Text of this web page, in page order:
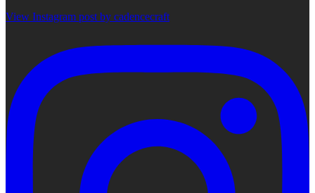
View Instagram post by cadencecraft